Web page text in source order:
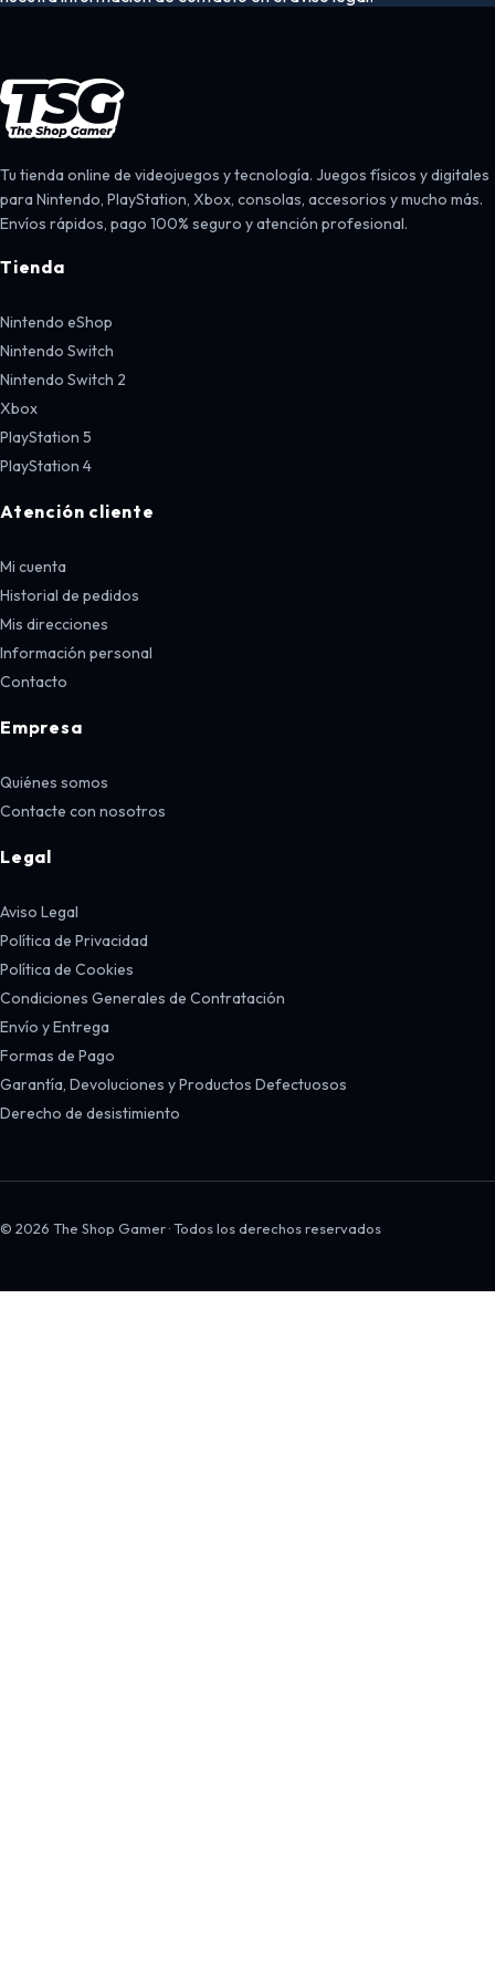
Tu tienda online de videojuegos y tecnología. Juegos físicos y digitales
para Nintendo, PlayStation, Xbox, consolas, accesorios y mucho más.
Envíos rápidos, pago 100% seguro y atención profesional.
Tienda
Nintendo eShop
Nintendo Switch
Nintendo Switch 2
Xbox
PlayStation 5
PlayStation 4
Atención cliente
Mi cuenta
Historial de pedidos
Mis direcciones
Información personal
Contacto
Empresa
Quiénes somos
Contacte con nosotros
Legal
Aviso Legal
Política de Privacidad
Política de Cookies
Condiciones Generales de Contratación
Envío y Entrega
Formas de Pago
Garantía, Devoluciones y Productos Defectuosos
Derecho de desistimiento
© 2026 The Shop Gamer · Todos los derechos reservados